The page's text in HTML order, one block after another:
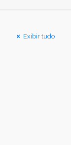
Exibir tudo